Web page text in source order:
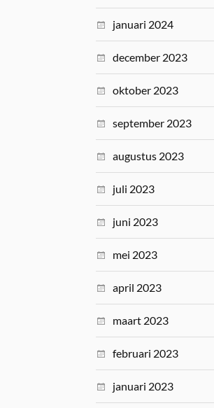
januari 2024
december 2023
oktober 2023
september 2023
augustus 2023
juli 2023
juni 2023
mei 2023
april 2023
maart 2023
februari 2023
januari 2023